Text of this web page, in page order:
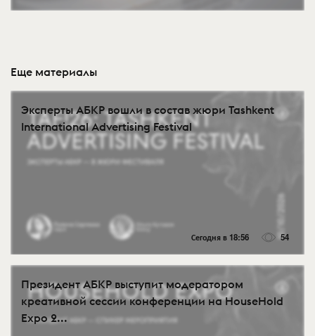
Еще материалы
Эксперты АБКР вошли в состав жюри Tashkent
International Advertising Festival
Сегодня в 18:56 54
Президент АБКР выступит модератором
креативной сессии конференции на HouseHold
Expo 2...